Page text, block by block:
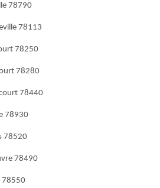
78790
78113
78250
78280
78440
78930
78520
78490
78550